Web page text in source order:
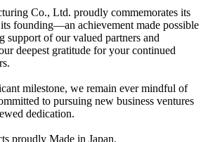
Co., Ltd. proudly commemorates its
founding—an achievement made possible
support of our valued partners and
deepest gratitude for your continued
milestone, we remain ever mindful of
to pursuing new business ventures
dedication.
proudly Made in Japan,